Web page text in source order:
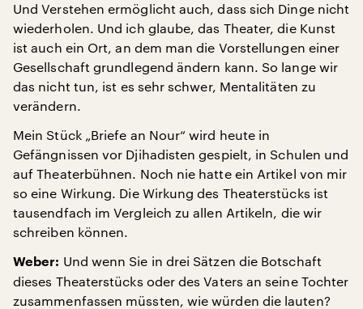
Und Verstehen ermöglicht auch, dass sich Dinge nicht
wiederholen. Und ich glaube, das Theater, die Kunst
ist auch ein Ort, an dem man die Vorstellungen einer
Gesellschaft grundlegend ändern kann. So lange wir
das nicht tun, ist es sehr schwer, Mentalitäten zu
verändern.
Mein Stück „Briefe an Nour“ wird heute in
Gefängnissen vor Djihadisten gespielt, in Schulen und
auf Theaterbühnen. Noch nie hatte ein Artikel von mir
so eine Wirkung. Die Wirkung des Theaterstücks ist
tausendfach im Vergleich zu allen Artikeln, die wir
schreiben können.
Weber: Und wenn Sie in drei Sätzen die Botschaft
dieses Theaterstücks oder des Vaters an seine Tochter
zusammenfassen müssten, wie würden die lauten?